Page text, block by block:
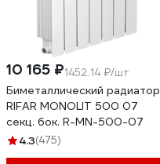
10 165 ₽1452.14 ₽/шт
Биметаллический радиатор
RIFAR MONOLIT 500 07
секц. бок. R-MN-500-07
4.3(475)